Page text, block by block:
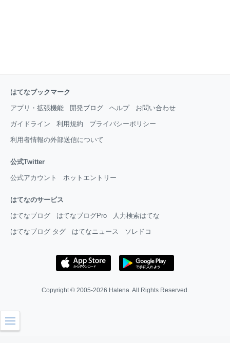
はてなブックマーク
アプリ・拡張機能 開発ブログ ヘルプ お問い合わせ
ガイドライン 利用規約 プライバシーポリシー
利用者情報の外部送信について
公式Twitter
公式アカウント ホットエントリー
はてなのサービス
はてなブログ はてなブログPro 人力検索はてな
はてなブログ タグ はてなニュース ソレドコ
Copyright © 2005-2026 Hatena. All Rights Reserved.